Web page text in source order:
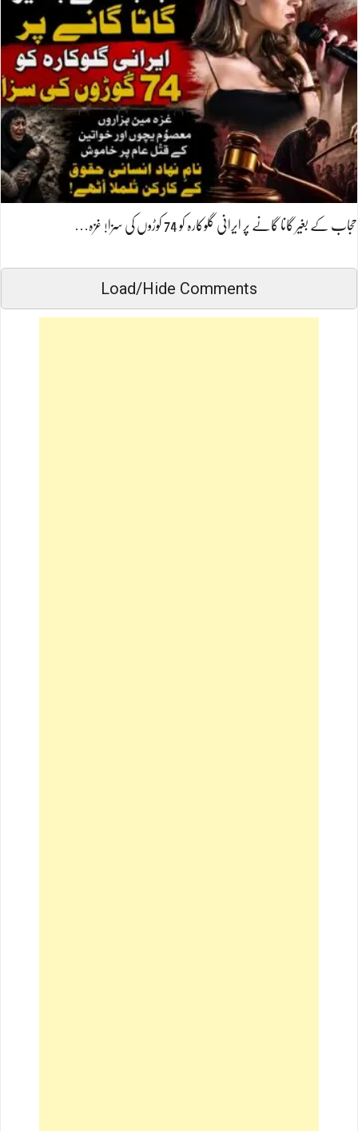
حجاب کے بغیر گانا گانے پر ایرانی گلوکارہ کو 74 کوڑوں کی سزا! غزہ…
Load/Hide Comments